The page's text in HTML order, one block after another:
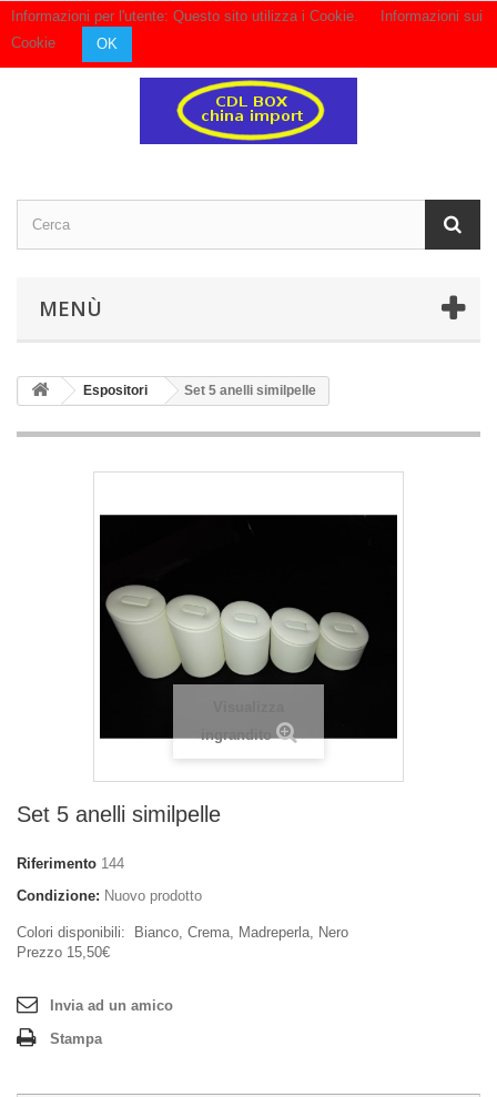
MENÙ
Espositori Set 5 anelli similpelle
ingrandito
Set 5 anelli similpelle
Riferimento 144
Condizione: Nuovo prodotto
Colori disponibili: Bianco, Crema, Madreperla, Nero
Prezzo 15,50€
Invia ad un amico
Stampa
Informazioni per l'utente: Questo sito utilizza i Cookie.
Informazioni sui
Cookie
OK